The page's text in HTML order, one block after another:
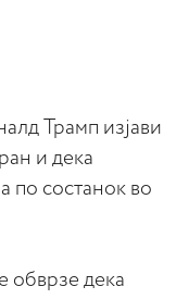
Трамп изјави
и дека
по состанок во
обврзе дека